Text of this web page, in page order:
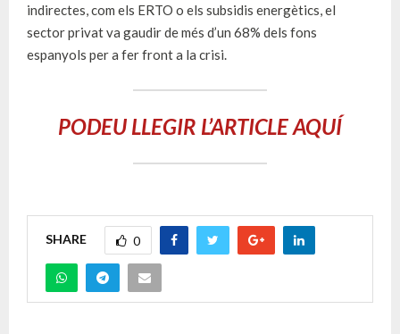
indirectes, com els ERTO o els subsidis energètics, el
sector privat va gaudir de més d’un 68% dels fons
espanyols per a fer front a la crisi.
PODEU LLEGIR L’ARTICLE AQUÍ
SHARE 0